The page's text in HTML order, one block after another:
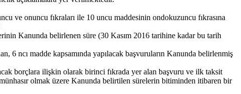
ve onuncu fıkraları ile 10 uncu maddesinin ondokuzuncu fıkrasına
Kanunda belirlenen süre (30 Kasım 2016 tarihine kadar bu tarih
6 ncı madde kapsamında yapılacak başvuruların Kanunda belirlenmiş
borçlara ilişkin olarak birinci fıkrada yer alan başvuru ve ilk taksit
olmak üzere Kanunda belirtilen sürelerin bitiminden itibaren bir